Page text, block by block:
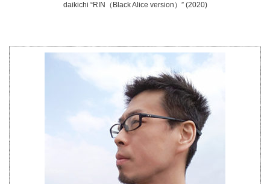
daikichi “RIN（Black Alice version）” (2020)